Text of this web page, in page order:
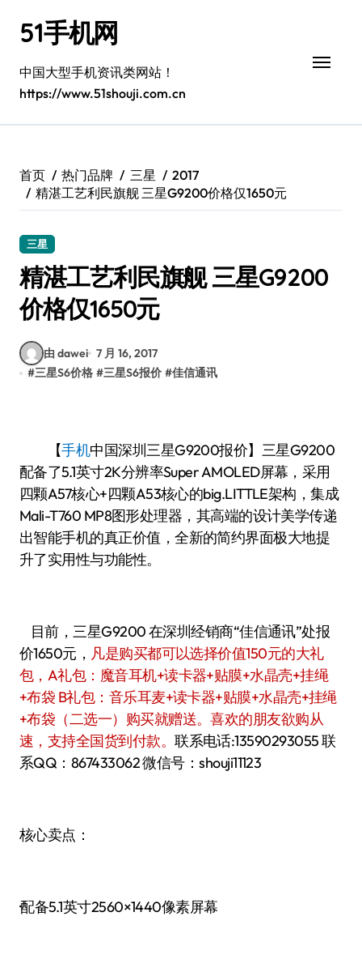
51手机网
中国大型手机资讯类网站！
https://www.51shouji.com.cn
首页 热门品牌 三星
2017
精湛工艺利民旗舰 三星G9200价格仅1650元
三星
精湛工艺利民旗舰 三星G9200
价格仅1650元
由 dawei 7 月 16, 2017
#三星S6价格 #三星S6报价 #佳信通讯
【手机中国深圳三星G9200报价】三星G9200
配备了5.1英寸2K分辨率Super AMOLED屏幕，采用
四颗A57核心+四颗A53核心的big.LITTLE架构，集成
Mali-T760 MP8图形处理器，其高端的设计美学传递
出智能手机的真正价值，全新的简约界面极大地提
升了实用性与功能性。
目前，三星G9200 在深圳经销商“佳信通讯”处报
价1650元， 凡是购买都可以选择价值150元的大礼
包，A礼包：魔音耳机+读卡器+贴膜+水晶壳+挂绳
+布袋 B礼包：音乐耳麦+读卡器+贴膜+水晶壳+挂绳
+布袋（二选一）购买就赠送。喜欢的朋友欲购从
速，支持全国货到付款。联系电话:13590293055 联
系QQ：867433062 微信号：shouji11123
核心卖点：
·配备5.1英寸2560×1440像素屏幕